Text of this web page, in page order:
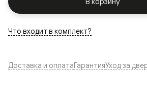
Что входит в комплект?
Доставка и оплатаГарантияУход за